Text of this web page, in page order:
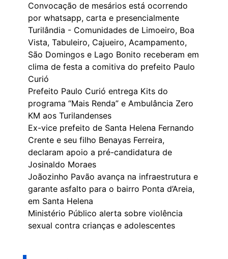
Convocação de mesários está ocorrendo
por whatsapp, carta e presencialmente
Turilândia - Comunidades de Limoeiro, Boa
Vista, Tabuleiro, Cajueiro, Acampamento,
São Domingos e Lago Bonito receberam em
clima de festa a comitiva do prefeito Paulo
Curió
Prefeito Paulo Curió entrega Kits do
programa “Mais Renda” e Ambulância Zero
KM aos Turilandenses
Ex-vice prefeito de Santa Helena Fernando
Crente e seu filho Benayas Ferreira,
declaram apoio a pré-candidatura de
Josinaldo Moraes
Joãozinho Pavão avança na infraestrutura e
garante asfalto para o bairro Ponta d’Areia,
em Santa Helena
Ministério Público alerta sobre violência
sexual contra crianças e adolescentes